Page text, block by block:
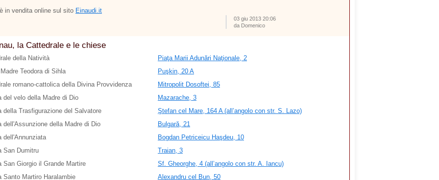
in vendita online sul sito Einaudi.it
03 giu 2013 20:06
da Domenico
la Cattedrale e le chiese
della Natività
Piaţa Marii Adunări Naţionale, 2
Teodora di Sihla
Puşkin, 20 A
romano-cattolica della Divina Provvidenza
Mitropolit Dosoftei, 85
del velo della Madre di Dio
Mazarache, 3
della Trasfigurazione del Salvatore
Ştefan cel Mare, 164 A (all’angolo con str. S. Lazo)
dell'Assunzione della Madre di Dio
Bulgară, 21
dell'Annunziata
Bogdan Petriceicu Haşdeu, 10
San Dumitru
Traian, 3
San Giorgio il Grande Martire
Sf. Gheorghe, 4 (all’angolo con str. A. Iancu)
Santo Martiro Haralambie
Alexandru cel Bun, 50